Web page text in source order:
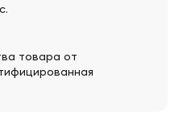
товара от